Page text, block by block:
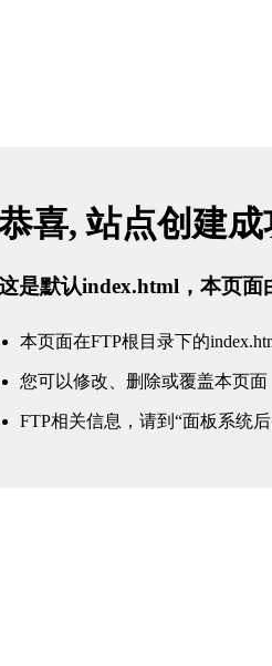
喜, 站点创建成
是默认index.html，本页面
本页面在FTP根目录下的
您可以修改、删除或覆盖本页面
FTP相关信息，请到“面板系统